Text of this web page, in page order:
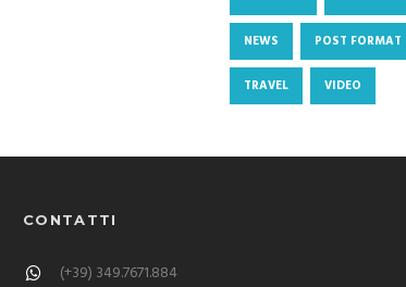
NEWS POST FORMAT
TRAVEL VIDEO
CONTATTI
(+39) 349.7671.884